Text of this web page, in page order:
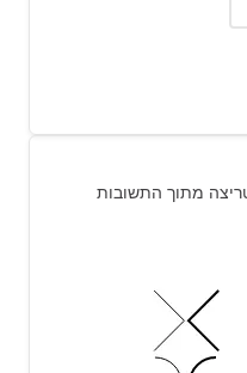
המונה והמכנה ב-4
מתוך התשובות